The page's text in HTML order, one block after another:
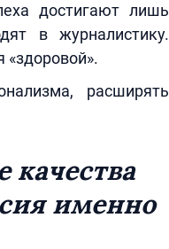
достигают лишь
в журналистику.
«здоровой».
расширять
именно